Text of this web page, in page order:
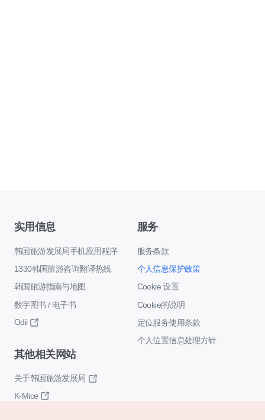
实用信息
韩国旅游发展局手机应用程序
1330韩国旅游咨询翻译热线
韩国旅游指南与地图
数字图书 / 电子书
Odii
服务
服务条款
个人信息保护政策
Cookie 设置
Cookie的说明
定位服务使用条款
个人位置信息处理方针
其他相关网站
关于韩国旅游发展局
K-Mice